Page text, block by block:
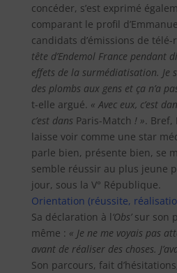
concéder, s’est exprimé
comparant le profil
candidats d’émissions de télé-
tête d’Endemol France pendant
effets de la surmédiatisation. Je
des plombs aux gens et ça n’a
t-elle argué. « Avec eux, c’est
c’est dans Paris-Match ! ». Bref,
laisse voir comme une star
parle bien, présente bien, se
semble réussir au plus jeune
jour, sous la V° République.
Orientation (réussite,
Sa déclaration à l‘Obs’sur son
même : « Je ne me voyais pas
avant de réaliser des choses.
Son parcours, fait